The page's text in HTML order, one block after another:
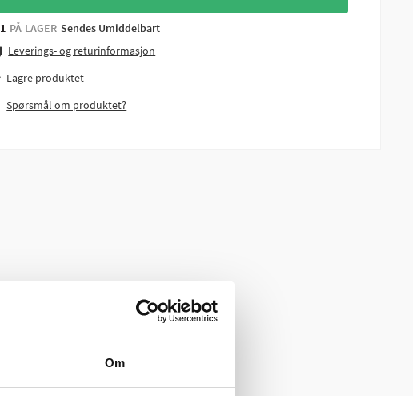
Om
1 PÅ LAGER Sendes Umiddelbart
Leverings- og returinformasjon
Lagre produktet
Spørsmål om produktet?